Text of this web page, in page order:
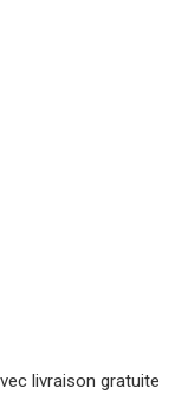
livraison gratuite